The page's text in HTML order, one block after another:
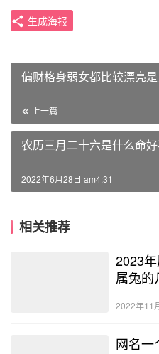
生成海报
偏财格身弱女都比较漂亮
上一篇
农历三月二十六是什么命
2022年6月28日 am4:31
相关推荐
2023
属兔的
2022年11
网名一